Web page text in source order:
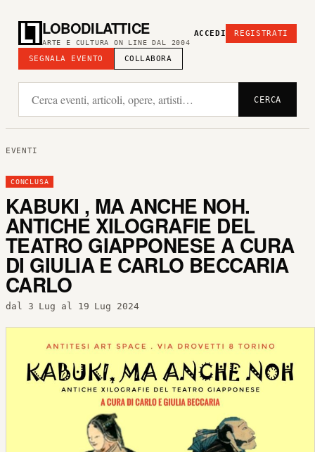
LOBODILATTICE
ARTE E CULTURA ON LINE DAL 2004
SEGNALA EVENTO COLLABORA
ACCEDI REGISTRATI
CERCA
EVENTI
CONCLUSA
KABUKI , MA ANCHE NOH.
ANTICHE XILOGRAFIE DEL
TEATRO GIAPPONESE A CURA
DI GIULIA E CARLO BECCARIA
CARLO
dal 3 Lug al 19 Lug 2024